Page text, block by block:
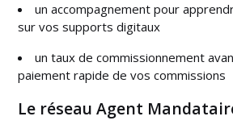
un accompagnement pour
sur vos supports digitaux
un taux de commissionnement
paiement rapide de vos commissions
Le réseau Agent